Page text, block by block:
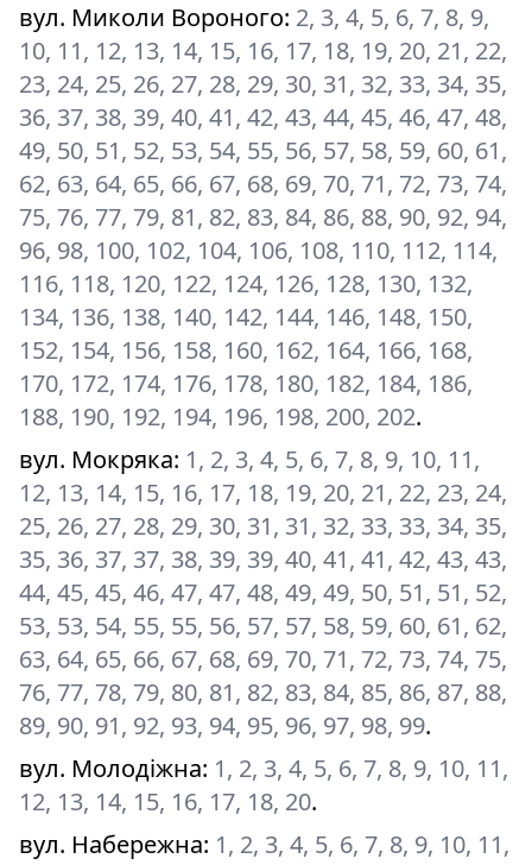
вул. Миколи Вороного: 2, 3, 4, 5, 6, 7, 8, 9,
10, 11, 12, 13, 14, 15, 16, 17, 18, 19, 20, 21, 22,
23, 24, 25, 26, 27, 28, 29, 30, 31, 32, 33, 34, 35,
36, 37, 38, 39, 40, 41, 42, 43, 44, 45, 46, 47, 48,
49, 50, 51, 52, 53, 54, 55, 56, 57, 58, 59, 60, 61,
62, 63, 64, 65, 66, 67, 68, 69, 70, 71, 72, 73, 74,
75, 76, 77, 79, 81, 82, 83, 84, 86, 88, 90, 92, 94,
96, 98, 100, 102, 104, 106, 108, 110, 112, 114,
116, 118, 120, 122, 124, 126, 128, 130, 132,
134, 136, 138, 140, 142, 144, 146, 148, 150,
152, 154, 156, 158, 160, 162, 164, 166, 168,
170, 172, 174, 176, 178, 180, 182, 184, 186,
188, 190, 192, 194, 196, 198, 200, 202.
вул. Мокряка: 1, 2, 3, 4, 5, 6, 7, 8, 9, 10, 11,
12, 13, 14, 15, 16, 17, 18, 19, 20, 21, 22, 23, 24,
25, 26, 27, 28, 29, 30, 31, 31, 32, 33, 33, 34, 35,
35, 36, 37, 37, 38, 39, 39, 40, 41, 41, 42, 43, 43,
44, 45, 45, 46, 47, 47, 48, 49, 49, 50, 51, 51, 52,
53, 53, 54, 55, 55, 56, 57, 57, 58, 59, 60, 61, 62,
63, 64, 65, 66, 67, 68, 69, 70, 71, 72, 73, 74, 75,
76, 77, 78, 79, 80, 81, 82, 83, 84, 85, 86, 87, 88,
89, 90, 91, 92, 93, 94, 95, 96, 97, 98, 99.
вул. Молодіжна: 1, 2, 3, 4, 5, 6, 7, 8, 9, 10, 11,
12, 13, 14, 15, 16, 17, 18, 20.
вул. Набережна: 1, 2, 3, 4, 5, 6, 7, 8, 9, 10, 11,